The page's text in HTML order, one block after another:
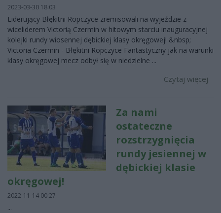
2023-03-30 18:03
Liderujący Błękitni Ropczyce zremisowali na wyjeździe z
wiceliderem Victorią Czermin w hitowym starciu inauguracyjnej
kolejki rundy wiosennej dębickiej klasy okręgowej! &nbsp;
Victoria Czermin - Błękitni Ropczyce Fantastyczny jak na warunki
klasy okręgowej mecz odbył się w niedzielne ...
Czytaj więcej
Za nami
ostateczne
rozstrzygnięcia
rundy jesiennej w
dębickiej klasie
okręgowej!
2022-11-14 00:27
...